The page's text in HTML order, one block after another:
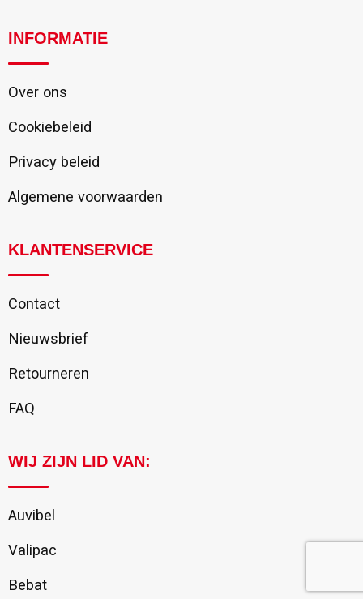
INFORMATIE
Over ons
Cookiebeleid
Privacy beleid
Algemene voorwaarden
KLANTENSERVICE
Contact
Nieuwsbrief
Retourneren
FAQ
WIJ ZIJN LID VAN:
Auvibel
Valipac
Bebat